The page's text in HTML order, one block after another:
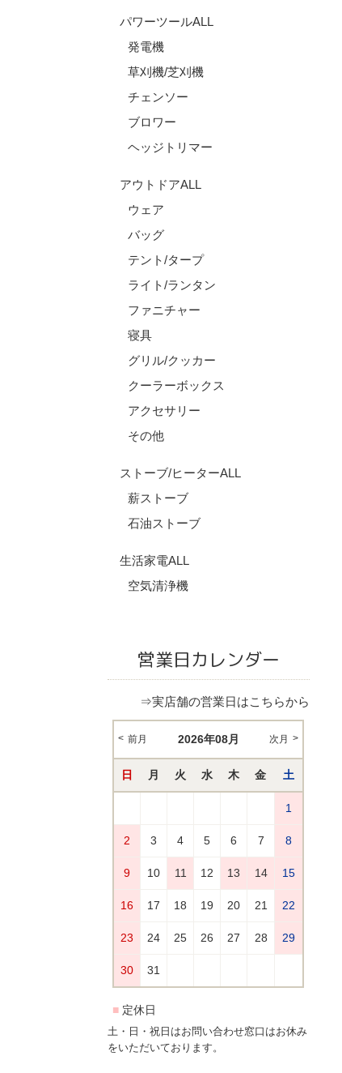
パワーツールALL
発電機
草刈機/芝刈機
チェンソー
ブロワー
ヘッジトリマー
アウトドアALL
ウェア
バッグ
テント/タープ
ライト/ランタン
ファニチャー
寝具
グリル/クッカー
クーラーボックス
アクセサリー
その他
ストーブ/ヒーターALL
薪ストーブ
石油ストーブ
生活家電ALL
空気清浄機
営業日カレンダー
⇒実店舗の営業日はこちらから
土・日・祝日はお問い合わせ窓口はお休み
をいただいております。